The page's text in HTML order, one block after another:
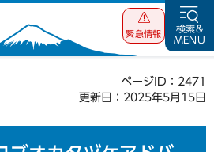
緊急情報
検索&
MENU
ページID：2471
更新日：2025年5月15日